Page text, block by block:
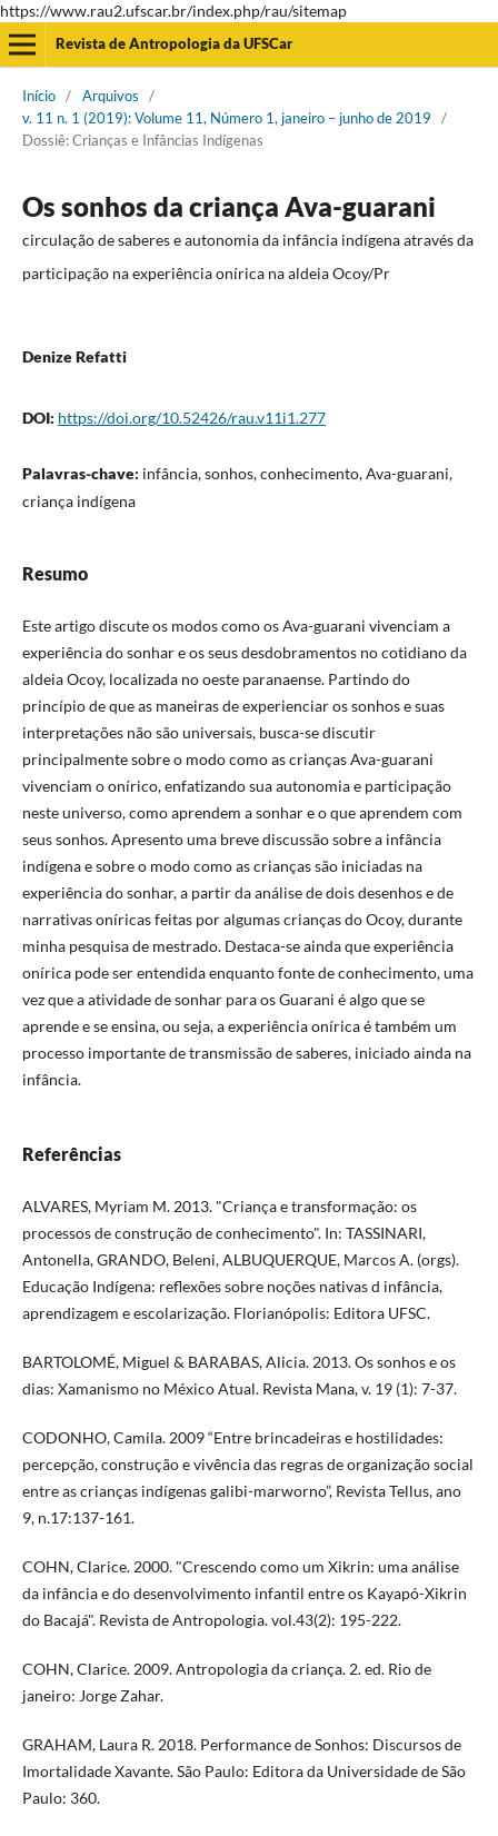
https://www.rau2.ufscar.br/index.php/rau/sitemap
Revista de Antropologia da UFSCar
Início / Arquivos
/
v. 11 n. 1 (2019): Volume 11, Número 1, janeiro – junho de 2019
/
Dossiê: Crianças e Infâncias Indígenas
Os sonhos da criança Ava-guarani
circulação de saberes e autonomia da infância indígena através da
participação na experiência onírica na aldeia Ocoy/Pr
Denize Refatti
DOI: https://doi.org/10.52426/rau.v11i1.277
Palavras-chave: infância, sonhos, conhecimento, Ava-guarani,
criança indígena
Resumo
Este artigo discute os modos como os Ava-guarani vivenciam a
experiência do sonhar e os seus desdobramentos no cotidiano da
aldeia Ocoy, localizada no oeste paranaense. Partindo do
princípio de que as maneiras de experienciar os sonhos e suas
interpretações não são universais, busca-se discutir
principalmente sobre o modo como as crianças Ava-guarani
vivenciam o onírico, enfatizando sua autonomia e participação
neste universo, como aprendem a sonhar e o que aprendem com
seus sonhos. Apresento uma breve discussão sobre a infância
indígena e sobre o modo como as crianças são iniciadas na
experiência do sonhar, a partir da análise de dois desenhos e de
narrativas oníricas feitas por algumas crianças do Ocoy, durante
minha pesquisa de mestrado. Destaca-se ainda que experiência
onírica pode ser entendida enquanto fonte de conhecimento, uma
vez que a atividade de sonhar para os Guarani é algo que se
aprende e se ensina, ou seja, a experiência onírica é também um
processo importante de transmissão de saberes, iniciado ainda na
infância.
Referências
ALVARES, Myriam M. 2013. "Criança e transformação: os
processos de construção de conhecimento". In: TASSINARI,
Antonella, GRANDO, Beleni, ALBUQUERQUE, Marcos A. (orgs).
Educação Indígena: reflexões sobre noções nativas d infância,
aprendizagem e escolarização. Florianópolis: Editora UFSC.
BARTOLOMÉ, Miguel & BARABAS, Alicia. 2013. Os sonhos e os
dias: Xamanismo no México Atual. Revista Mana, v. 19 (1): 7-37.
CODONHO, Camila. 2009 “Entre brincadeiras e hostilidades:
percepção, construção e vivência das regras de organização social
entre as crianças indígenas galibi-marworno”, Revista Tellus, ano
9, n.17:137-161.
COHN, Clarice. 2000. "Crescendo como um Xikrin: uma análise
da infância e do desenvolvimento infantil entre os Kayapó-Xikrin
do Bacajá". Revista de Antropologia. vol.43(2): 195-222.
COHN, Clarice. 2009. Antropologia da criança. 2. ed. Rio de
janeiro: Jorge Zahar.
GRAHAM, Laura R. 2018. Performance de Sonhos: Discursos de
Imortalidade Xavante. São Paulo: Editora da Universidade de São
Paulo: 360.